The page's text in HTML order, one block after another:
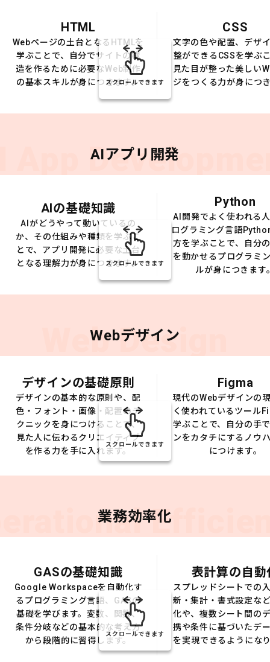
HTML
Webページの土台となるHTMLを
学ぶことで、自分でサイトの構
造を作るために必要なWeb制作
の基本スキルが身につきます。
CSS
文字の色や配置、デザ
整ができるCSSを学ぶ
見た目が整った美しい
ジをつくる力が身につ
スクロールできます
App AIアプリ開発
AIの基礎知識
AIがどうやって動いているの
か、その仕組みや種類を学ぶこ
とで、アプリ開発に必要な土台
となる理解力が身につきます。
Python
AI開発でよく使われる
ログラミング言語
方を学ぶことで、自分
を動かせるプログラミ
ルが身につきます
スクロールできます
Web Design
Webデザイン
デザインの基礎原則
デザインの基本的な原則や、配
色・フォント・画像・配置のテ
クニックを身につけることで、
見た人に伝わるクリエイティブ
を作る力を手に入れます。
Figma
現代のWebデザインの
く使われているツール
学ぶことで、自分の手
ンをカタチにするノウ
につけます。
スクロールできます
業務効率化
GASの基礎知識
Google Workspaceを自動化す
るプログラミング言語、GASの
基礎を学びます。変数、関数、
条件分岐などの基本的な考え方
から段階的に習得します。
表計算の自動
スプレッドシートでの
新・集計・書式設定な
化や、複数シート間の
携や条件に基づいたデ
を実現できるようにな
スクロールできます